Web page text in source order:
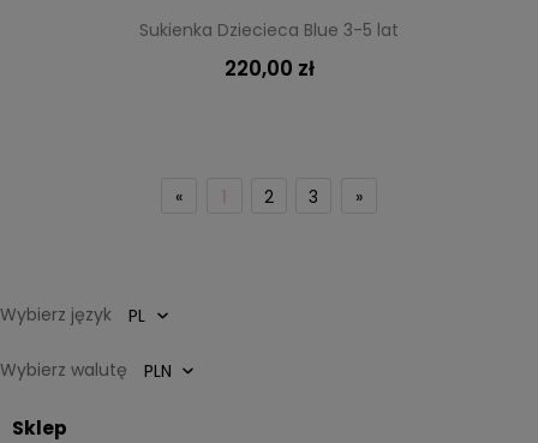
Sukienka Dziecieca Blue 3-5 lat
220,00 zł
« 1 2 3 »
Wybierz język
Wybierz walutę
Sklep